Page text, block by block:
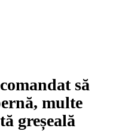
să
multe
greșeală